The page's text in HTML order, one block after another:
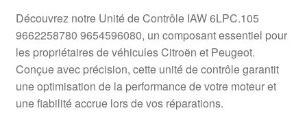
Livraison internationale
Mon compte
Paiements
Découvrez notre Unité de Contrôle IAW 6LPC.105
9662258780 9654596080, un composant essentiel pour
les propriétaires de véhicules Citroën et Peugeot.
Conçue avec précision, cette unité de contrôle garantit
une optimisation de la performance de votre moteur et
une fiabilité accrue lors de vos réparations.